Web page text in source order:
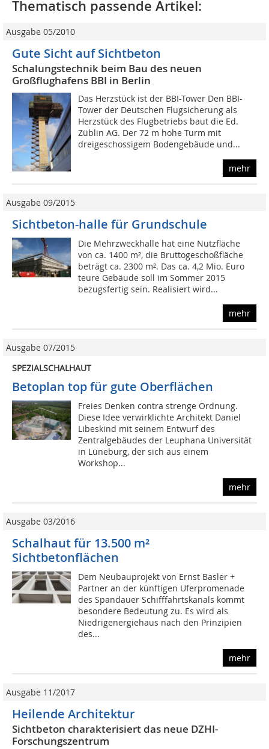
Thematisch passende Artikel:
Ausgabe 05/2010
Gute Sicht auf Sichtbeton
Schalungstechnik beim Bau des neuen
Großflughafens BBI in Berlin
Das Herzstück ist der BBI-Tower Den BBI-
Tower der Deutschen Flugsicherung als
Herzstück des Flugbetriebs baut die Ed.
Züblin AG. Der 72 m hohe Turm mit
dreigeschossigem Bodengebäude und...
mehr
Ausgabe 09/2015
Sichtbeton-halle für Grundschule
Die Mehrzweckhalle hat eine Nutzfläche
von ca. 1400 m², die Bruttogeschoßfläche
beträgt ca. 2300 m². Das ca. 4,2 Mio. Euro
teure Gebäude soll im Sommer 2015
bezugsfertig sein. Realisiert wird...
mehr
Ausgabe 07/2015
SPEZIALSCHALHAUT
Betoplan top für gute Oberflächen
Freies Denken contra strenge Ordnung.
Diese Idee verwirklichte Architekt Daniel
Libeskind mit seinem Entwurf des
Zentralgebäudes der Leuphana Universität
in Lüneburg, der sich aus einem
Workshop...
mehr
Ausgabe 03/2016
Schalhaut für 13.500 m²
Sichtbetonflächen
Dem Neubauprojekt von Ernst Basler +
Partner an der künftigen Uferpromenade
des Spandauer Schifffahrtskanals kommt
besondere Bedeutung zu. Es wird als
Niedrigenergiehaus nach den Prinzipien
des...
mehr
Ausgabe 11/2017
Heilende Architektur
Sichtbeton charakterisiert das neue DZHI-
Forschungszentrum